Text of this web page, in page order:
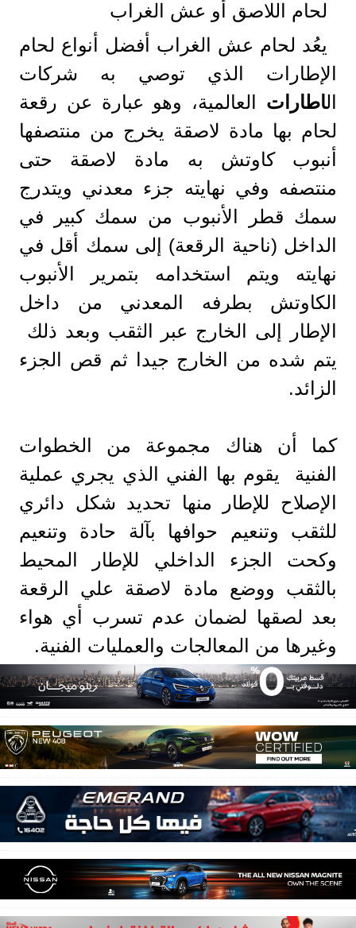
لحام اللاصق أو عش الغراب
يعُد لحام عش الغراب أفضل أنواع لحام
الإطارات الذي توصي به شركات
الاطارات العالمية، وهو عبارة عن رقعة
لحام بها مادة لاصقة يخرج من منتصفها
أنبوب كاوتش به مادة لاصقة حتى
منتصفه وفي نهايته جزء معدني ويتدرج
سمك قطر الأنبوب من سمك كبير في
الداخل (ناحية الرقعة) إلى سمك أقل في
نهايته ويتم استخدامه بتمرير الأنبوب
الكاوتش بطرفه المعدني من داخل
الإطار إلى الخارج عبر الثقب وبعد ذلك
يتم شده من الخارج جيدا ثم قص الجزء
الزائد.
كما أن هناك مجموعة من الخطوات
الفنية يقوم بها الفني الذي يجري عملية
الإصلاح للإطار منها تحديد شكل دائري
للثقب وتنعيم حوافها بآلة حادة وتنعيم
وكحت الجزء الداخلي للإطار المحيط
بالثقب ووضع مادة لاصقة علي الرقعة
بعد لصقها لضمان عدم تسرب أي هواء
وغيرها من المعالجات والعمليات الفنية.